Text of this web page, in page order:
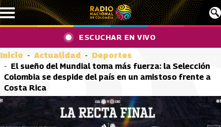
Pasar al contenido principal
ESCUCHAR EN VIVO
Inicio Actualidad
Deportes
El sueño del Mundial toma más fuerza: la Selección
Colombia se despide del país en un amistoso frente a
Costa Rica